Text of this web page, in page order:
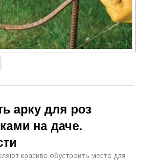
арку для роз
на даче.
красиво обустроить место для